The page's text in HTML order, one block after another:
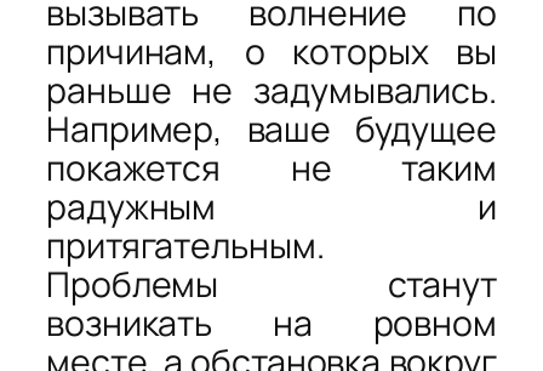
вызывать волнение по
причинам, о которых вы
раньше не задумывались.
Например, ваше будущее
покажется не таким
радужным и
притягательным.
Проблемы станут
возникать на ровном
месте, а обстановка вокруг